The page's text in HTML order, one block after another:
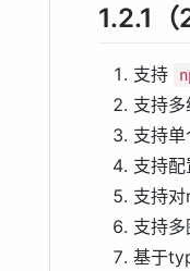
1.2.1
支持
支持
支持
支持
支持
支持
基于